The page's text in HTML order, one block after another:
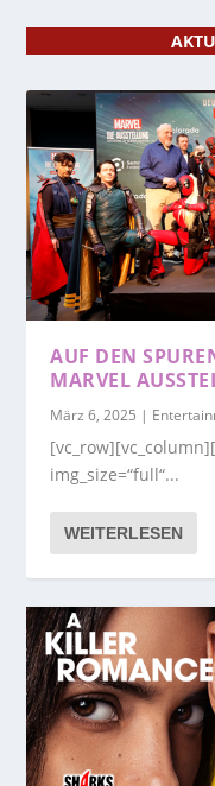
AUF DEN
MARVEL
März 6, 2025 |
img_size=“full“...
WEITERLESEN